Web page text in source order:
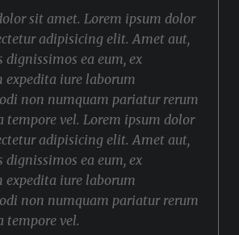
sit amet. Lorem ipsum dolor
adipisicing elit. Amet aut,
dignissimos ea eum, ex
expedita iure laborum
non numquam pariatur rerum
tempore vel. Lorem ipsum dolor
adipisicing elit. Amet aut,
dignissimos ea eum, ex
expedita iure laborum
non numquam pariatur rerum
tempore vel.